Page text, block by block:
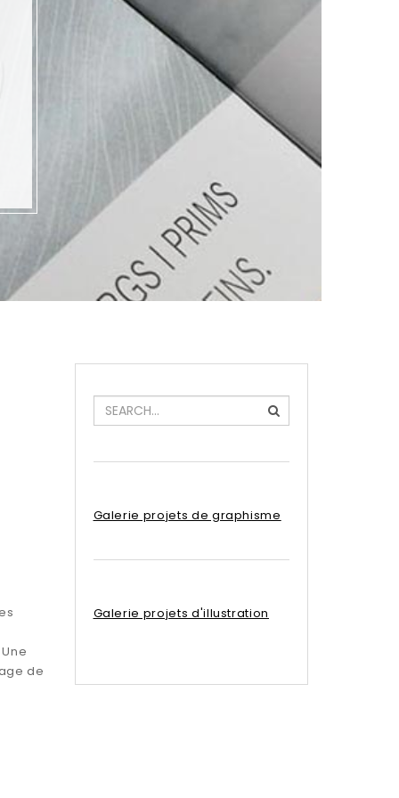
de
Galerie projets de graphisme
Galerie projets d'illustration